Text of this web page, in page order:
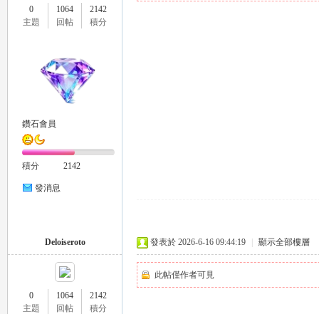
0
主題
1064
回帖
2142
積分
鑽石會員
積分 2142
發消息
Deloiseroto
0
主題
1064
回帖
2142
積分
發表於 2026-6-16 09:44:19 顯示全部樓層
此帖僅作者可見